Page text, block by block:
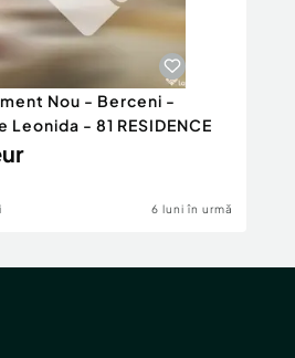
Nou - Berceni -
Leonida - 81 RESIDENCE
6 luni în urmă